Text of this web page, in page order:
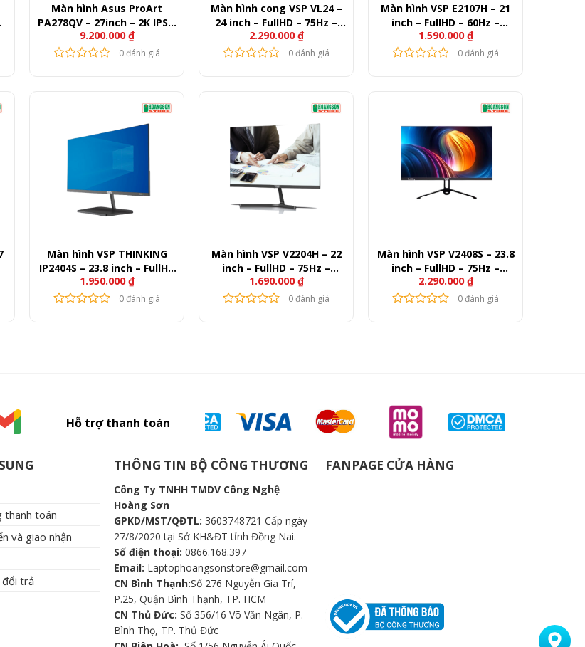
Màn hình Asus ProArt
PA278QV – 27inch – 2K IPS –
75Hz – 350nits
9.200.000₫
0 đánh giá
Màn hình cong VSP VL24 –
24 inch – FullHD – 75Hz –
250nits
2.290.000₫
0 đánh giá
Màn hình VSP E2107H – 21
inch – FullHD – 60Hz –
200nits
1.590.000₫
0 đánh giá
Màn hình VSP THINKING
IP2404S – 23.8 inch – FullHD
– 75Hz – 250nits
1.950.000₫
0 đánh giá
Màn hình VSP V2204H – 22
inch – FullHD – 75Hz –
250nits
1.690.000₫
0 đánh giá
Màn hình VSP V2408S – 23.8
inch – FullHD – 75Hz –
250nits
2.290.000₫
0 đánh giá
Hỗ trợ thanh toán
thanh toán
và giao nhận
đổi trả
THÔNG TIN BỘ CÔNG THƯƠNG
Công Ty TNHH TMDV Công Nghệ
Hoàng Sơn
GPKD/MST/QĐTL: 3603748721 Cấp ngày
27/8/2020 tại Sở KH&ĐT tỉnh Đồng Nai.
Số điện thoại: 0866.168.397
Email: Laptophoangsonstore@gmail.com
CN Bình Thạnh:Số 276 Nguyễn Gia Trí,
P.25, Quận Bình Thạnh, TP. HCM
CN Thủ Đức: Số 356/16 Võ Văn Ngân, P.
Bình Thọ, TP. Thủ Đức
FANPAGE CỬA HÀNG